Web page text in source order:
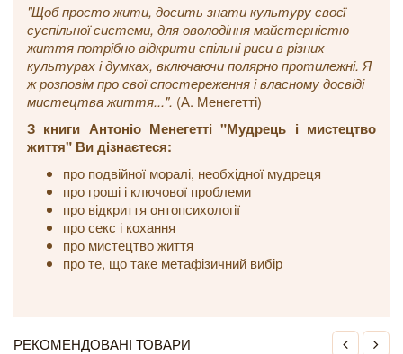
"Щоб просто жити, досить знати культуру своєї
суспільної системи, для оволодіння майстерністю
життя потрібно відкрити спільні риси в різних
культурах і думках, включаючи полярно протилежні. Я
ж розповім про свої спостереження і власному досвіді
мистецтва життя...". (А. Менегетті)
З книги Антоніо Менегетті "Мудрець і мистецтво
життя" Ви дізнаєтеся:
про подвійної моралі, необхідної мудреця
про гроші і ключової проблеми
про відкриття онтопсихології
про секс і кохання
про мистецтво життя
про те, що таке метафізичний вибір
РЕКОМЕНДОВАНІ ТОВАРИ